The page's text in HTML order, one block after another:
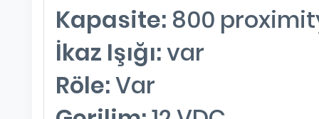
Kapasite: 800
İkaz Işığı:var
Röle:Var